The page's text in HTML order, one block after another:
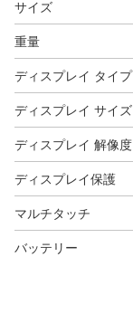
サイズ
重量
ディスプレイ タイプ
ディスプレイ サイズ
ディスプレイ 解像度
ディスプレイ保護
マルチタッチ
バッテリー